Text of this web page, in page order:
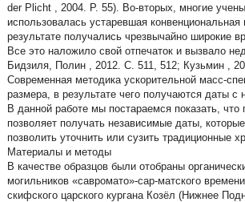
der Plicht
, 2004. P. 55). Во-вторых, многие
использовалась устаревшая
результате получались чрезвычайно широкие
Все это наложило свой отпечаток и вызвало
Бидзиля, Полин
, 2012. С. 511, 512; Кузьмин ,
Современная методика ускорительной масс-
размера, в результате чего получаются даты
В данной работе мы постараемся показать,
позволяет получать независимые даты,
позволить уточнить или сузить традиционные
Материалы и методы
В качестве образцов были отобраны
могильников «савромато»-сар-матского
скифского царского кургана Козёл (Нижнее